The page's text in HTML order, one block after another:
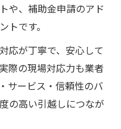
や、補助金申請のアド
トです。
応が丁寧で、安心して
際の現場対応力も業者
サービス・信頼性のバ
の高い引越しにつなが